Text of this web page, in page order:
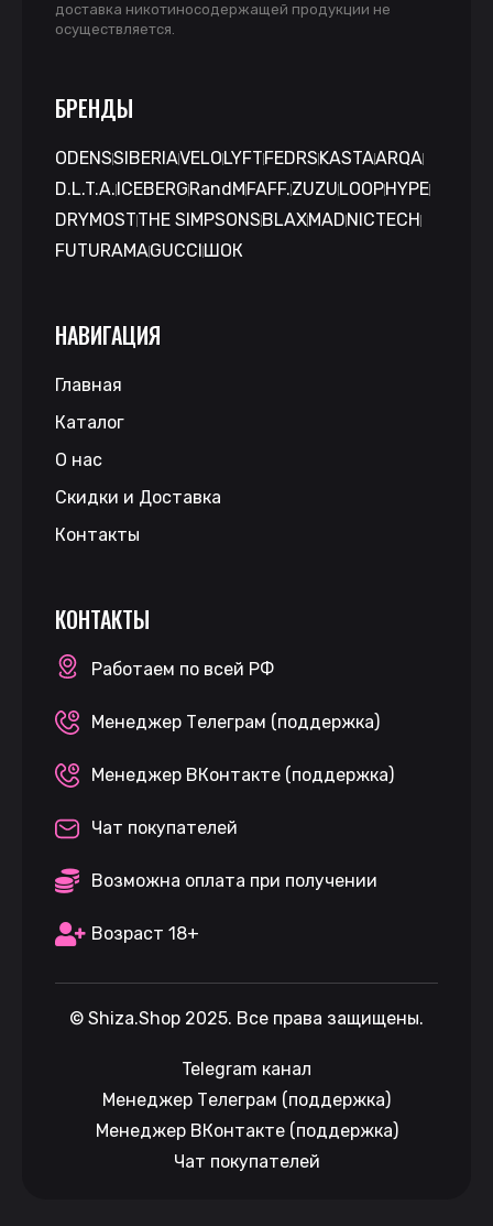
доставка никотиносодержащей продукции не
осуществляется.
БРЕНДЫ
ODENSSIBERIAVELO LYFT FEDRS KASTAARQA
D.L.T.A. ICEBERG RandM FAFF.ZUZU LOOPHYPE
DRYMOSTTHE SIMPSONS BLAXMAD NICTECH
FUTURAMAGUCCI ШОК
НАВИГАЦИЯ
Главная
Каталог
О нас
Скидки и Доставка
Контакты
КОНТАКТЫ
Работаем по всей РФ
Менеджер Телеграм (поддержка)
Менеджер ВКонтакте (поддержка)
Чат покупателей
Возможна оплата при получении
Возраст 18+
© Shiza.Shop 2025. Все права защищены.
Telegram канал
Менеджер Телеграм (поддержка)
Менеджер ВКонтакте (поддержка)
Чат покупателей